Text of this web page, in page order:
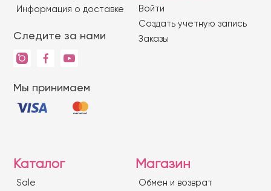
Информация о доставке
Следите за нами
Мы принимаем
Войти
Создать учетную запись
Заказы
Каталог
Sale
Магазин
Обмен и возврат